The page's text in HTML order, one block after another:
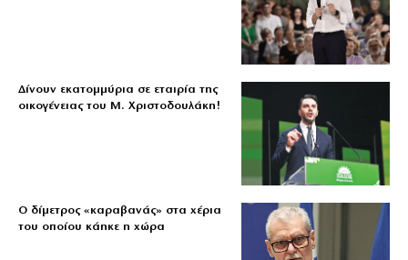
Δίνουν εκατομμύρια σε εταιρία της
οικογένειας του Μ. Χριστοδουλάκη!
Ο δίμετρος «καραβανάς» στα χέρια
του οποίου κάηκε η χώρα